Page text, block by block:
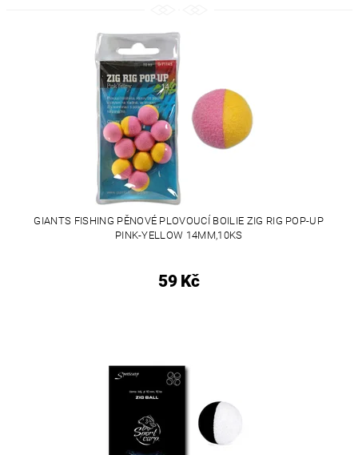
GIANTS FISHING PĚNOVÉ PLOVOUCÍ BOILIE ZIG RIG POP-UP
PINK-YELLOW 14MM,10KS
59 Kč